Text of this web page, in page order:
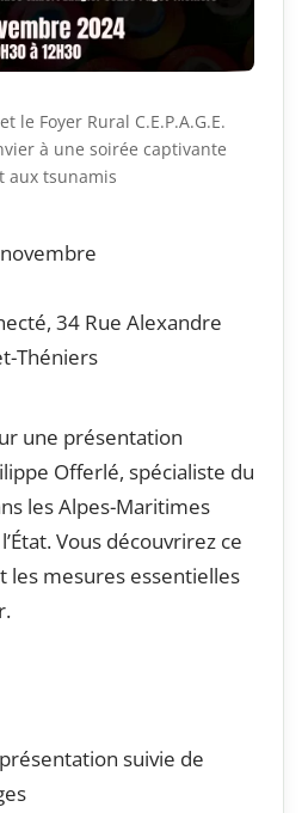
le Foyer Rural C.E.P.A.G.E.
à une soirée captivante
aux tsunamis
34 Rue Alexandre
Théniers
une présentation
Offerlé, spécialiste du
les Alpes-Maritimes
Vous découvrirez ce
les mesures essentielles
suivie de